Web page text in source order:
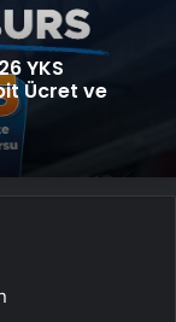
YKS
Ücret ve